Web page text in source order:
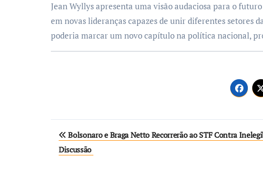
Jean Wyllys apresenta uma visão audaciosa para o
em novas lideranças capazes de unir diferentes setores
poderia marcar um novo capítulo na política nacional,
Navegação
de
Bolsonaro e Braga Netto Recorrerão ao STF Contra
Discussão